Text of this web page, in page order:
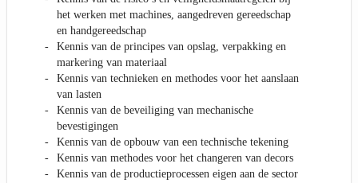
het werken met machines, aangedreven gereedschap
en handgereedschap
Kennis van de principes van opslag, verpakking en
markering van materiaal
Kennis van technieken en methodes voor het aanslaan
van lasten
Kennis van de beveiliging van mechanische
bevestigingen
Kennis van de opbouw van een technische tekening
Kennis van methodes voor het changeren van decors
Kennis van de productieprocessen eigen aan de sector